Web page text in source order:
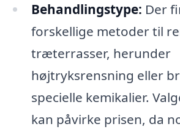
Behandlingstype: Der
forskellige metoder til
træterrasser, herunder
højtryksrensning eller
specielle kemikalier.
kan påvirke prisen, da